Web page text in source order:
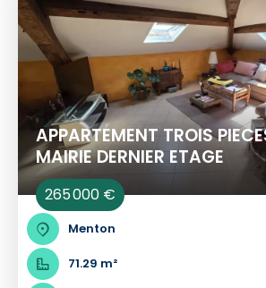
APPARTEMENT TROIS
MAIRIE DERNIER ETAGE
265 000 €
Menton
71.29 m²